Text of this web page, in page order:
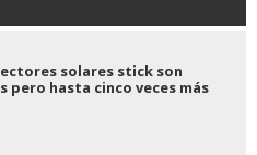
solares stick son
pero hasta cinco veces más